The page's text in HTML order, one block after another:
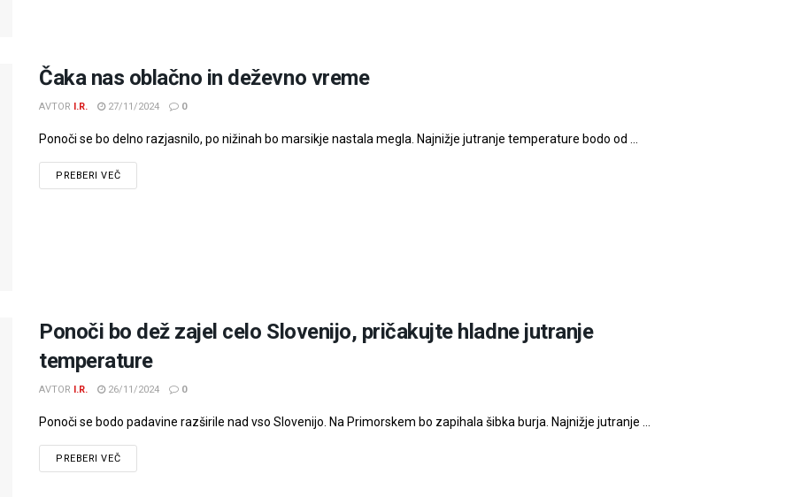
Čaka nas oblačno in deževno vreme
AVTOR I.R. 27/11/2024 0
Ponoči se bo delno razjasnilo, po nižinah bo marsikje nastala megla. Najnižje jutranje temperature bodo od ...
PREBERI VEČ
Ponoči bo dež zajel celo Slovenijo, pričakujte hladne jutranje
temperature
AVTOR I.R. 26/11/2024 0
Ponoči se bodo padavine razširile nad vso Slovenijo. Na Primorskem bo zapihala šibka burja. Najnižje jutranje ...
PREBERI VEČ